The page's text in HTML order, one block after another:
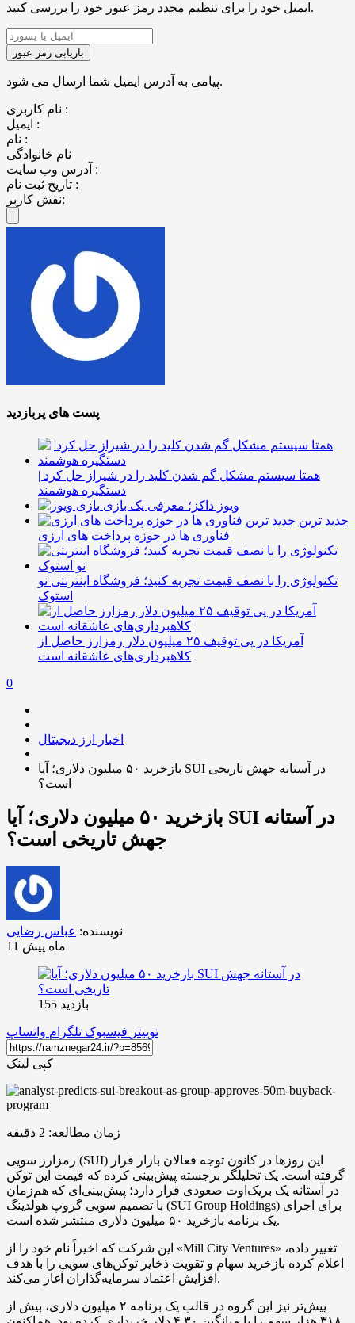
ایمیل خود را برای تنظیم مجدد رمز عبور خود را بررسی کنید.
پیامی به آدرس ایمیل شما ارسال می شود.
نام کاربری :
ایمیل :
نام :
نام خانوادگی
آدرس وب سایت :
تاریخ ثبت نام :
نقش کاربر:
پست های پربازدید
همتا سیستم مشکل گم شدن کلید را در شیراز حل کرد |
دستگیره هوشمند
ویوز داکز؛ معرفی یک بازی
جدید ترین
فناوری ها در حوزه پرداخت های ارزی
تکنولوژی را با نصف قیمت تجربه کنید؛ فروشگاه اینترنتی نو
استوک
آمریکا در پی توقیف ۲۵ میلیون دلار رمزارز حاصل از
کلاهبرداری‌های عاشقانه است
0
اخبار ارز دیجیتال
بازخرید ۵۰ میلیون دلاری؛ آیا SUI در آستانه جهش تاریخی
است؟
بازخرید ۵۰ میلیون دلاری؛ آیا SUI در آستانه
جهش تاریخی است؟
نویسنده: عباس رضایی
11 ماه پیش
بازدید 155
توییتر فیسبوک تلگرام واتساپ
کپی لینک
زمان مطالعه: 2 دقیقه
رمزارز سویی (SUI) این روزها در کانون توجه فعالان بازار قرار
گرفته است. یک تحلیلگر برجسته پیش‌بینی کرده که قیمت این توکن
در آستانه یک بریک‌اوت صعودی قرار دارد؛ پیش‌بینی‌ای که هم‌زمان
با تصمیم سویی گروپ هولدینگ (SUI Group Holdings) برای اجرای
یک برنامه بازخرید ۵۰ میلیون دلاری منتشر شده است.
این شرکت که اخیراً نام خود را از «Mill City Ventures» تغییر داده،
اعلام کرده بازخرید سهام و تقویت ذخایر توکن‌های سویی را با هدف
افزایش اعتماد سرمایه‌گذاران آغاز می‌کند.
پیش‌تر نیز این گروه در قالب یک برنامه ۲ میلیون دلاری، بیش از